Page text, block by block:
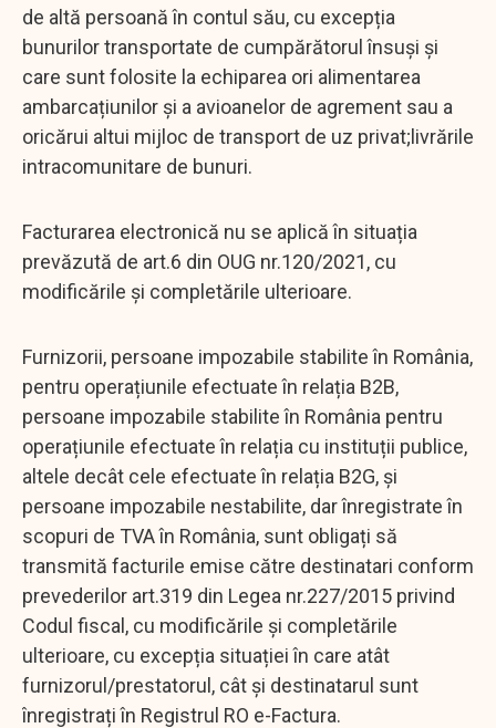
de altă persoană în contul său, cu excepția
bunurilor transportate de cumpărătorul însuși și
care sunt folosite la echiparea ori alimentarea
ambarcațiunilor și a avioanelor de agrement sau a
oricărui altui mijloc de transport de uz privat;livrările
intracomunitare de bunuri.
Facturarea electronică nu se aplică în situația
prevăzută de art.6 din OUG nr.120/2021, cu
modificările și completările ulterioare.
Furnizorii, persoane impozabile stabilite în România,
pentru operațiunile efectuate în relația B2B,
persoane impozabile stabilite în România pentru
operațiunile efectuate în relația cu instituții publice,
altele decât cele efectuate în relația B2G, și
persoane impozabile nestabilite, dar înregistrate în
scopuri de TVA în România, sunt obligați să
transmită facturile emise către destinatari conform
prevederilor art.319 din Legea nr.227/2015 privind
Codul fiscal, cu modificările și completările
ulterioare, cu excepția situației în care atât
furnizorul/prestatorul, cât și destinatarul sunt
înregistrați în Registrul RO e-Factura.